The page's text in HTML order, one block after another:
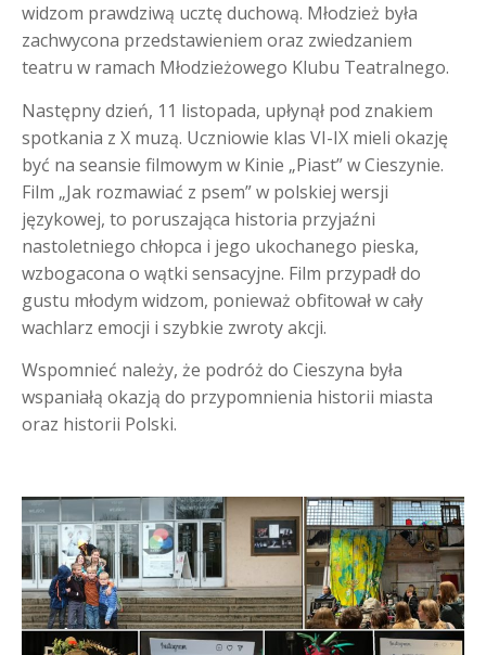
widzom prawdziwą ucztę duchową. Młodzież była
zachwycona przedstawieniem oraz zwiedzaniem
teatru w ramach Młodzieżowego Klubu Teatralnego.
Następny dzień, 11 listopada, upłynął pod znakiem
spotkania z X muzą. Uczniowie klas VI-IX mieli okazję
być na seansie filmowym w Kinie „Piast” w Cieszynie.
Film „Jak rozmawiać z psem” w polskiej wersji
językowej, to poruszająca historia przyjaźni
nastoletniego chłopca i jego ukochanego pieska,
wzbogacona o wątki sensacyjne. Film przypadł do
gustu młodym widzom, ponieważ obfitował w cały
wachlarz emocji i szybkie zwroty akcji.
Wspomnieć należy, że podróż do Cieszyna była
wspaniałą okazją do przypomnienia historii miasta
oraz historii Polski.